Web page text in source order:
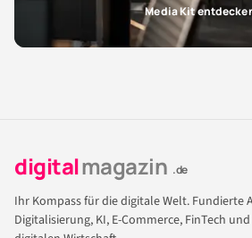
Media Kit
digitalmagazin .de
Ihr Kompass für die digitale Welt. Fundierte
Digitalisierung, KI, E-Commerce, FinTech